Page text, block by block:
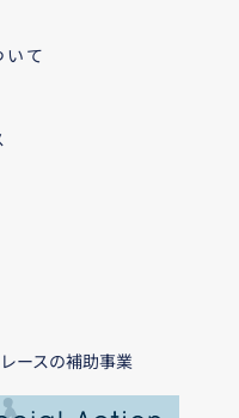
て
ースの補助事業